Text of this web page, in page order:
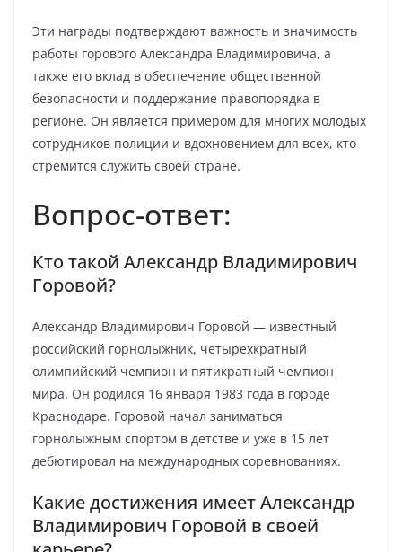
Эти награды подтверждают важность и значимость
работы горового Александра Владимировича, а
также его вклад в обеспечение общественной
безопасности и поддержание правопорядка в
регионе. Он является примером для многих молодых
сотрудников полиции и вдохновением для всех, кто
стремится служить своей стране.
Вопрос-ответ:
Кто такой Александр Владимирович
Горовой?
Александр Владимирович Горовой — известный
российский горнолыжник, четырехкратный
олимпийский чемпион и пятикратный чемпион
мира. Он родился 16 января 1983 года в городе
Краснодаре. Горовой начал заниматься
горнолыжным спортом в детстве и уже в 15 лет
дебютировал на международных соревнованиях.
Какие достижения имеет Александр
Владимирович Горовой в своей